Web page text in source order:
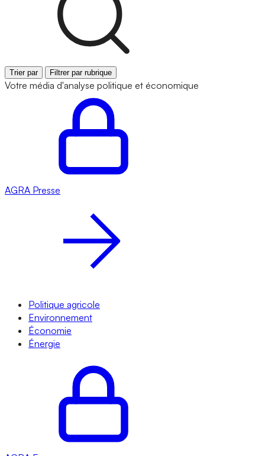
Trier par Filtrer par rubrique
Votre média d'analyse politique et économique
AGRA Presse
Politique agricole
Environnement
Économie
Énergie